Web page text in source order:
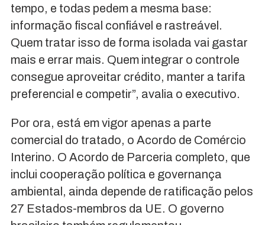
tempo, e todas pedem a mesma base:
informação fiscal confiável e rastreável.
Quem tratar isso de forma isolada vai gastar
mais e errar mais. Quem integrar o controle
consegue aproveitar crédito, manter a tarifa
preferencial e competir”, avalia o executivo.
Por ora, está em vigor apenas a parte
comercial do tratado, o Acordo de Comércio
Interino. O Acordo de Parceria completo, que
inclui cooperação política e governança
ambiental, ainda depende de ratificação pelos
27 Estados-membros da UE. O governo